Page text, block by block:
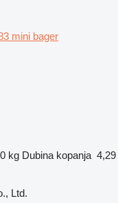
mini bager
kg Dubina kopanja 4,29
Ltd.